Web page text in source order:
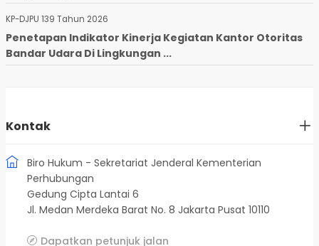
KP-DJPU 139 Tahun 2026
Penetapan Indikator Kinerja Kegiatan Kantor Otoritas
Bandar Udara Di Lingkungan ...
Kontak
Biro Hukum - Sekretariat Jenderal Kementerian
Perhubungan
Gedung Cipta Lantai 6
Jl. Medan Merdeka Barat No. 8 Jakarta Pusat 10110
Dapatkan petunjuk jalan